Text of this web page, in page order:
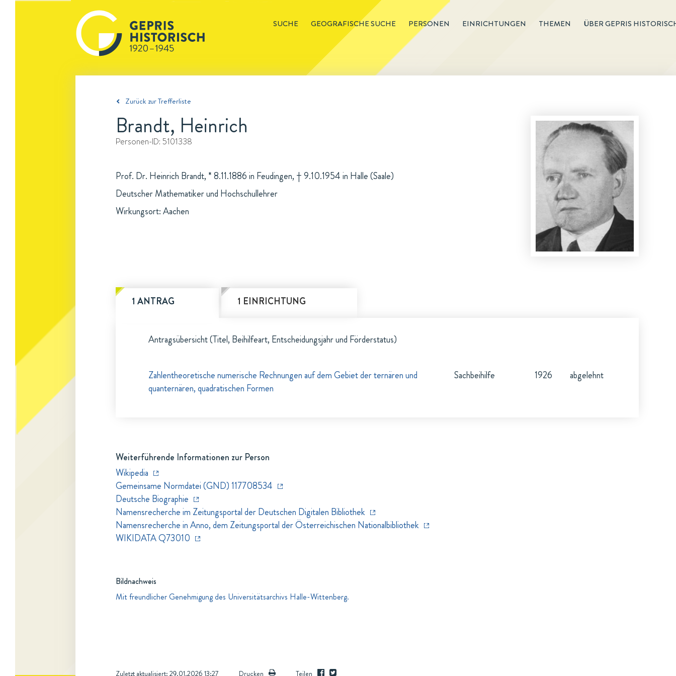
SUCHE GEOGRAFISCHE SUCHE PERSONEN EINRICHTUNGEN THEMEN ÜBER GEPRIS
Zurück zur Trefferliste
Brandt, Heinrich
Personen-ID: 5101338
Prof. Dr. Heinrich Brandt, * 8.11.1886 in Feudingen, † 9.10.1954 in Halle (Saale)
Deutscher Mathematiker und Hochschullehrer
Wirkungsort: Aachen
1 ANTRAG 1 EINRICHTUNG
Antragsübersicht (Titel, Beihilfeart, Entscheidungsjahr und Förderstatus)
Zahlentheoretische numerische Rechnungen auf dem Gebiet der ternären und
quanternären, quadratischen Formen
Sachbeihilfe 1926 abgelehnt
Weiterführende Informationen zur Person
Wikipedia
Gemeinsame Normdatei (GND) 117708534
Deutsche Biographie
Namensrecherche im Zeitungsportal der Deutschen Digitalen Bibliothek
Namensrecherche in Anno, dem Zeitungsportal der Österreichischen Nationalbibliothek
WIKIDATA Q73010
Bildnachweis
Mit freundlicher Genehmigung des Universitätsarchivs Halle-Wittenberg.
Zuletzt aktualisiert: 29.01.2026 13:27 Drucken Teilen